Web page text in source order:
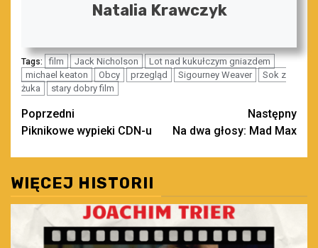
Natalia Krawczyk
Tags: film Jack Nicholson
Lot nad kukułczym gniazdem
michael keaton
Obcy przegląd Sigourney Weaver
Sok z
żuka
stary dobry film
Zobacz
wpisy
Poprzedni
Piknikowe wypieki CDN-u
Następny
Na dwa głosy: Mad Max
WIĘCEJ HISTORII